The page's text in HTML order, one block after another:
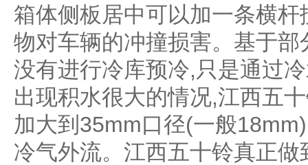
箱体侧板居中可以加一条横
物对车辆的冲撞损害。基于
没有进行冷库预冷,只是通过
出现积水很大的情况,江西五
加大到35mm口径(一般
冷气外流。江西五十铃真正